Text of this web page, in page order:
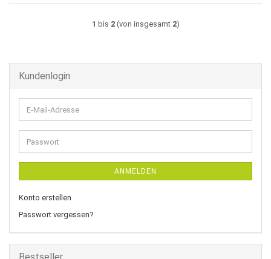
1 bis 2(von insgesamt 2)
Kundenlogin
E-
Mail-
Adresse
Passwort
ANMELDEN
Konto erstellen
Passwort vergessen?